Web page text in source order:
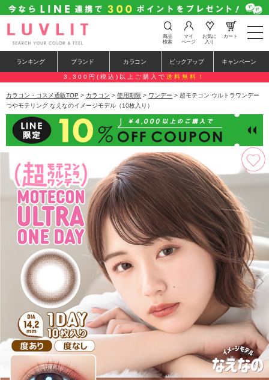
t
o
e
n
a
a
i
o
n
商品
検索
マイ
ページ
お気に
入り
カート
ランキング ブランド カラコン ピックアップ キャンペーン
3,300円(税込)以上ご購入で 送料無料！
カラコン・コスメ通販TOP > カラコン > 使用期限 > ワンデー > 超モテコン ウルトラワンデー
つやモテリング なえなのイメージモデル（10枚入り）